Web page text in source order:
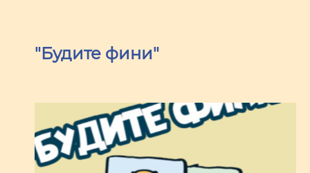
"Будите фини"